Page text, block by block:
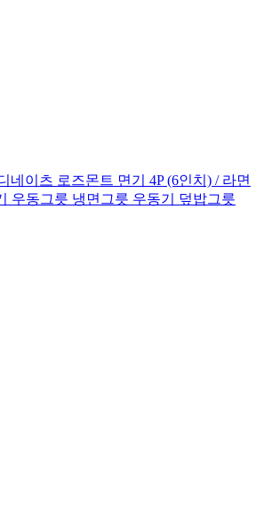
네이츠 로즈몬트 면기 4P (6인치) / 라면
우동그릇 냉면그릇 우동기 덮밥그릇